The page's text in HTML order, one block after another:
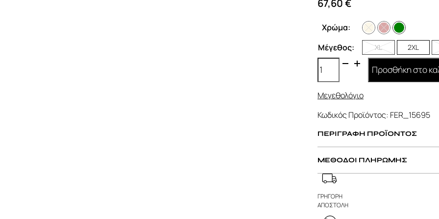
67,60€
Χρώμα:
Μέγεθος:
XL 2XL
Μπλούζα
με
ποσότητα
Προσθήκη στο
Μεγεθολόγιο
Κωδικός Προϊόντος: FER_15695
ΠΕΡΙΓΡΑΦΗ ΠΡΟΪΟΝΤΟΣ
ΜΕΘΟΔΟΙ ΠΛΗΡΩΜΗΣ
ΓΡΗΓΟΡΗ
ΑΠΟΣΤΟΛΗ